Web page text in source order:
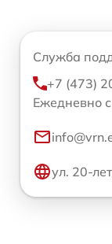
Служба
+7 (473)
Ежедневно
ул. 20-